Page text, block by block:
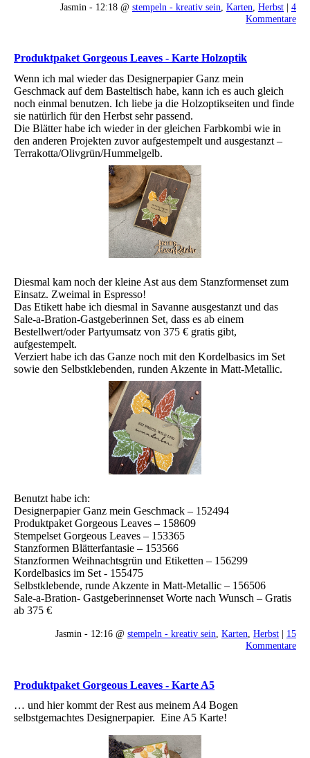
Jasmin - 12:18 @ stempeln - kreativ sein Karten Herbst | 4
Kommentare
Produktpaket Gorgeous Leaves - Karte Holzoptik
Wenn ich mal wieder das Designerpapier Ganz mein
Geschmack auf dem Basteltisch habe, kann ich es auch gleich
noch einmal benutzen. Ich liebe ja die Holzoptikseiten und finde
sie natürlich für den Herbst sehr passend.
Die Blätter habe ich wieder in der gleichen Farbkombi wie in
den anderen Projekten zuvor aufgestempelt und ausgestanzt –
Terrakotta/Olivgrün/Hummelgelb.
Diesmal kam noch der kleine Ast aus dem Stanzformenset zum
Einsatz. Zweimal in Espresso!
Das Etikett habe ich diesmal in Savanne ausgestanzt und das
Sale-a-Bration-Gastgeberinnen Set, dass es ab einem
Bestellwert/oder Partyumsatz von 375 € gratis gibt,
aufgestempelt.
Verziert habe ich das Ganze noch mit den Kordelbasics im Set
sowie den Selbstklebenden, runden Akzente in Matt-Metallic.
Benutzt habe ich:
Designerpapier Ganz mein Geschmack – 152494
Produktpaket Gorgeous Leaves – 158609
Stempelset Gorgeous Leaves – 153365
Stanzformen Blätterfantasie – 153566
Stanzformen Weihnachtsgrün und Etiketten – 156299
Kordelbasics im Set - 155475
Selbstklebende, runde Akzente in Matt-Metallic – 156506
Sale-a-Bration- Gastgeberinnenset Worte nach Wunsch – Gratis
ab 375 €
Jasmin - 12:16 @ stempeln - kreativ sein Karten Herbst | 15
Kommentare
Produktpaket Gorgeous Leaves - Karte A5
… und hier kommt der Rest aus meinem A4 Bogen
selbstgemachtes Designerpapier. Eine A5 Karte!